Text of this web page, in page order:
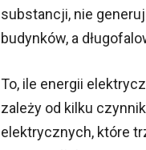
substancji, nie
budynków, a
To, ile energii
zależy od kilku
elektrycznych, które